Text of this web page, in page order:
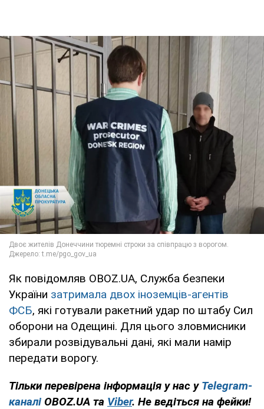
Як повідомляв OBOZ.UA, Служба безпеки
України затримала двох іноземців-агентів
ФСБ, які готували ракетний удар по штабу Сил
оборони на Одещині. Для цього зловмисники
збирали розвідувальні дані, які мали намір
передати ворогу.
Тільки перевірена інформація у нас у Telegram-
каналі OBOZ.UA та Viber. Не ведіться на фейки!